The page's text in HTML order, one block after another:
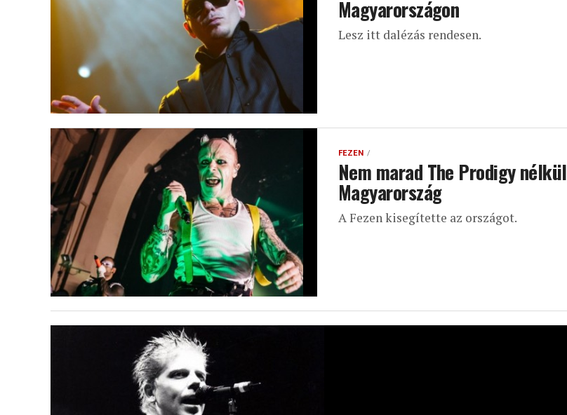
Magyarországon
Lesz itt dalézás rendesen.
FEZEN
Nem marad The Prodigy nélkül
Magyarország
A Fezen kisegítette az országot.